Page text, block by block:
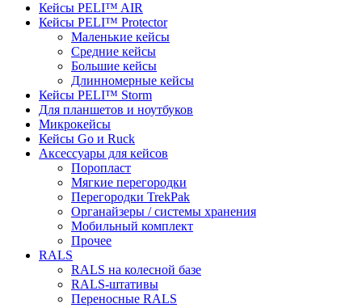
Кейсы PELI™ AIR
Кейсы PELI™ Protector
Маленькие кейсы
Средние кейсы
Большие кейсы
Длинномерные кейсы
Кейсы PELI™ Storm
Для планшетов и ноутбуков
Микрокейсы
Кейсы Go и Ruck
Аксессуары для кейсов
Поропласт
Мягкие перегородки
Перегородки TrekPak
Органайзеры / системы хранения
Мобильный комплект
Прочее
RALS
RALS на колесной базе
RALS-штативы
Переносные RALS